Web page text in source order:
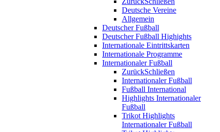
Deutsche Vereine
Allgemein
Deutscher Fußball
Deutscher Fußball Highights
Internationale Eintrittskarten
Internationale Programme
Internationaler Fußball
ZurückSchließen
Internationaler Fußball
Fußball International
Highlights Internationaler
Fußball
Trikot Highlights
Internationaler Fußball